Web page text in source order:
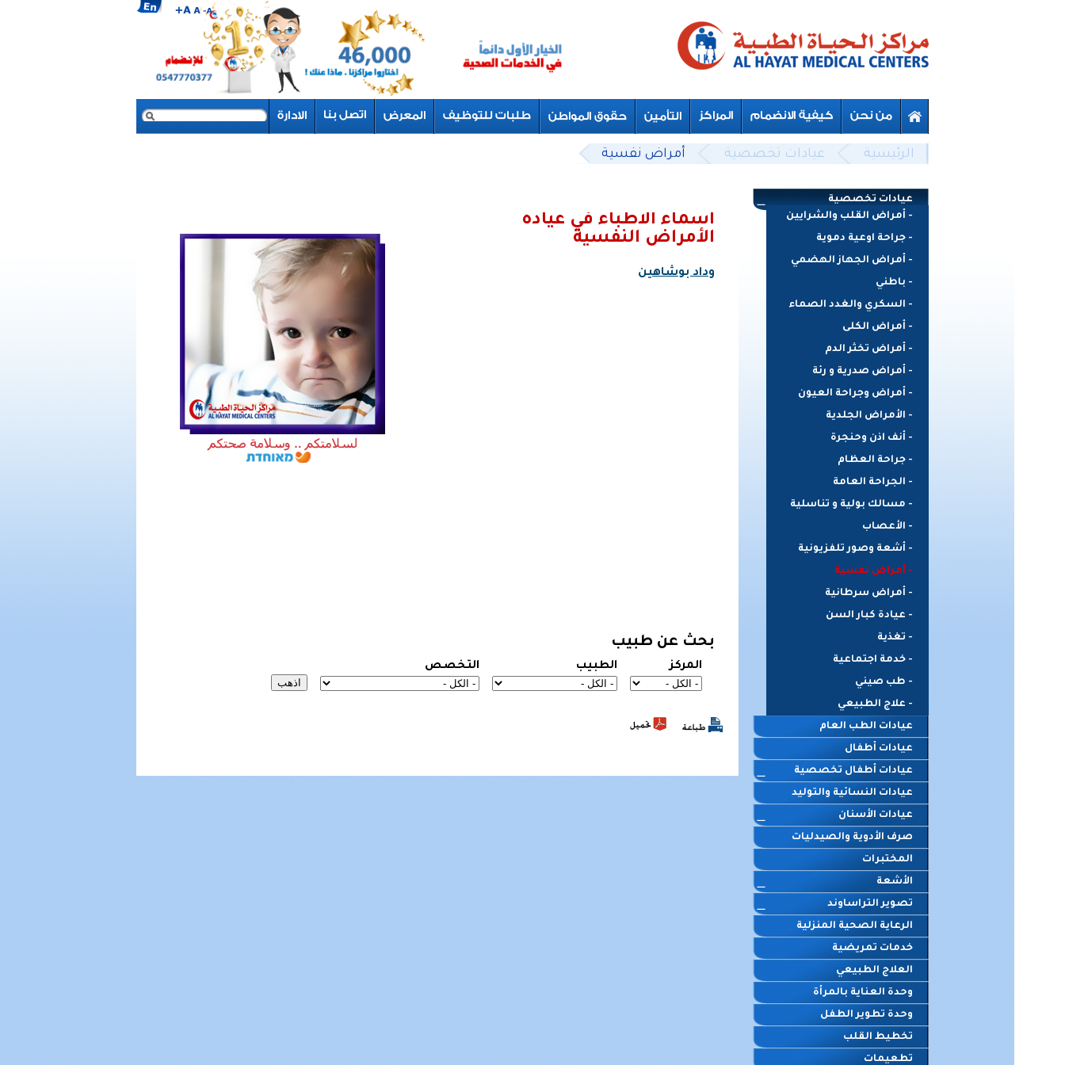
نموذج البحث
بحث
Beyond Designs You are here
الرئيسية عيادات تخصصية أمراض نفسية
عيادات تخصصية
- أمراض القلب والشرايين
- جراحة اوعية دموية
- أمراض الجهاز الهضمي
- باطني
- السكري والغدد الصماء
- أمراض الكلى
- أمراض تخثر الدم
- أمراض صدرية و رئة
- أمراض وجراحة العيون
- الأمراض الجلدية
- أنف اذن وحنجرة
- جراحة العظام
- الجراحة العامة
- مسالك بولية و تناسلية
- الأعصاب
- أشعة وصور تلفزيونية
- أمراض نفسية
- أمراض سرطانية
- عيادة كبار السن
- تغذية
- خدمة اجتماعية
- طب صيني
- علاج الطبيعي
عيادات الطب العام
عيادات أطفال
عيادات أطفال تخصصية
عيادات النسائية والتوليد
عيادات الأسنان
صرف الأدوية والصيدليات
المختبرات
الأشعة
تصوير التراساوند
الرعاية الصحية المنزلية
خدمات تمريضية
العلاج الطبيعي
وحدة العناية بالمرأة
وحدة تطوير الطفل
تخطيط القلب
تطعيمات
اسماء الاطباء في عيادة
الأمراض النفسية
وداد بوشاهين
بحث عن طبيب
المركز الطبيب التخصص